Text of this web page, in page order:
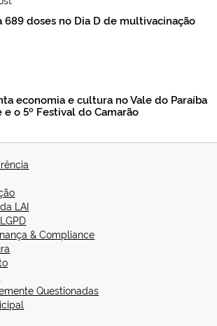
689 doses no Dia D de multivacinação
economia e cultura no Vale do Paraíba
e o 5º Festival do Camarão
LAI
& Compliance
Questionadas